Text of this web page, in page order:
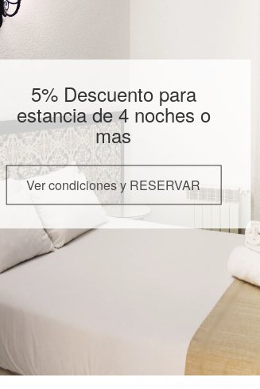
5% Descuento para
estancia de 4 noches o
mas
Ver condiciones y RESERVAR